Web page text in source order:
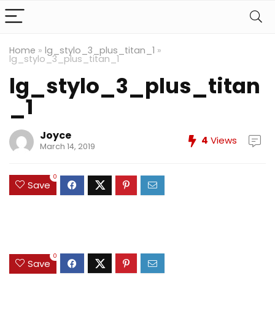
Home » lg_stylo_3_plus_titan_1 »
lg_stylo_3_plus_titan_1
lg_stylo_3_plus_titan
_1
Joyce
March 14, 2019 4 Views
Save
0
Save
0